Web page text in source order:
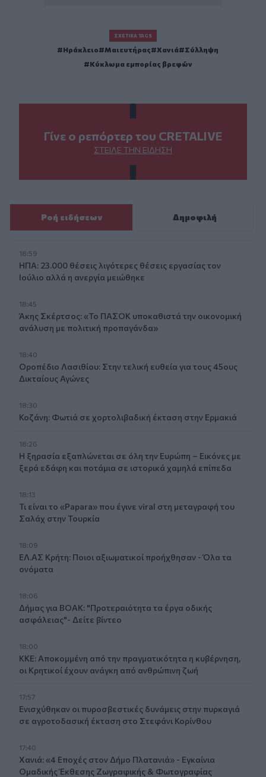
ΣΧΕΤΙΚΆ TAGS
Ηράκλειο Μαιευτήρας Χανιά
Σύλληψη
Κύκλωμα εμπορίας βρεφών
Γίνε ο ρεπόρτερ του CRETALIVE
ΣΤΕΊΛΕ ΤΗΝ ΕΊΔΗΣΗ
Ροή ειδήσεων Δημοφιλή
18:59
ΗΠΑ: 23.000 θέσεις λιγότερες θέσεις εργασίας τον
Ιούλιο αλλά η ανεργία μειώθηκε
18:45
Άκης Σκέρτσος: «Το ΠΑΣΟΚ υποκαθιστά την οικονομική
ανάλυση με πολιτική προπαγάνδα»
18:40
Οροπέδιο Λασιθίου: Στην τελική ευθεία για τους 45ους
Δικταίους Αγώνες
18:30
Κοζάνη: Φωτιά σε χορτολιβαδική έκταση στην Ερμακιά
18:26
Η ξηρασία εξαπλώνεται σε όλη την Ευρώπη – Εικόνες με
ξερά εδάφη και ποτάμια σε ιστορικά χαμηλά επίπεδα
18:13
Τι είναι το «Papara» που έγινε viral στη μεταγραφή του
Σαλάχ στην Τουρκία
18:09
ΕΛ.ΑΣ Κρήτη: Ποιοι αξιωματικοί προήχθησαν - Όλα τα
ονόματα
18:06
Δήμας για ΒΟΑΚ: "Προτεραιότητα τα έργα οδικής
ασφάλειας"- Δείτε βίντεο
18:00
ΚΚΕ: Αποκομμένη από την πραγματικότητα η κυβέρνηση,
οι Κρητικοί έχουν ανάγκη από ανθρώπινη ζωή
17:57
Ενισχύθηκαν οι πυροσβεστικές δυνάμεις στην πυρκαγιά
σε αγροτοδασική έκταση στο Στεφάνι Κορίνθου
17:40
Χανιά: «4 Εποχές στον Δήμο Πλατανιά» - Εγκαίνια
Ομαδικής Έκθεσης Ζωγραφικής & Φωτογραφίας